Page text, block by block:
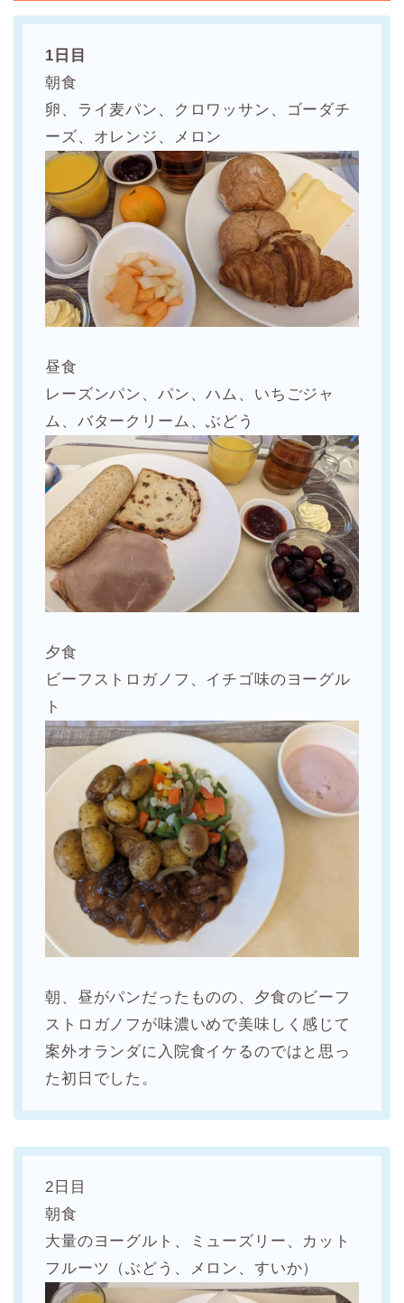
1日目
朝食
卵、ライ麦パン、クロワッサン、ゴーダチ
ーズ、オレンジ、メロン
昼食
レーズンパン、パン、ハム、いちごジャ
ム、バタークリーム、ぶどう
夕食
ビーフストロガノフ、イチゴ味のヨーグル
ト
朝、昼がパンだったものの、夕食のビーフ
ストロガノフが味濃いめで美味しく感じて
案外オランダに入院食イケるのではと思っ
た初日でした。
2日目
朝食
大量のヨーグルト、ミューズリー、カット
フルーツ（ぶどう、メロン、すいか）